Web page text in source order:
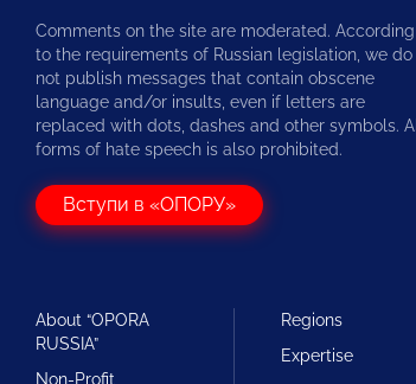
Comments on the site are moderated. According
to the requirements of Russian legislation, we do
not publish messages that contain obscene
language and/or insults, even if letters are
replaced with dots, dashes and other symbols. All
forms of hate speech is also prohibited.
Вступи в «ОПОРУ»
About “OPORA
RUSSIA”
Non-Profit
Regions
Expertise